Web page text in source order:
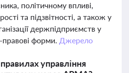
політичному впливі,
та підзвітності, а також у
держпідприємств у
правові форми. Джерело
управління